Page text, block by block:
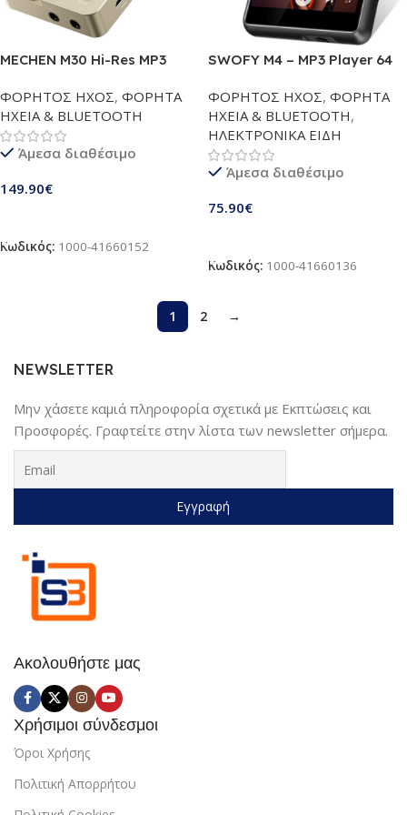
MECHEN M30 Hi-Res MP3
Αναπαραγωγέας Ήχου
DSD/FLAC/DAC/CUE |
Lossless Ήχος Υψηλής
Ανάλυσης, με Κάρτα Μνήμης
| Χρυσό
ΦΟΡΗΤΟΣ ΗΧΟΣ, ΦΟΡΗΤΑ
ΗΧΕΙΑ & BLUETOOTH
Άμεσα διαθέσιμο
149.90€
Κωδικός: 1000-41660152
SWOFY M4 – MP3 Player 64
πλήρους αφής TFT 2,4 ιντσών |
Φορητή συσκευή
αναπαραγωγής ψηφιακού ήχου
με ηχείο HD, ραδιόφωνο FM,
αναπαραγωγή βίντεο, εγγραφή
Reader | Μεγάλη διάρκεια
ΦΟΡΗΤΟΣ ΗΧΟΣ, ΦΟΡΗΤΑ
ΗΧΕΙΑ & BLUETOOTH,
ΗΛΕΚΤΡΟΝΙΚΑ ΕΙΔΗ
Άμεσα διαθέσιμο
75.90€
Κωδικός: 1000-41660136
1 2 →
Ακολουθήστε μας
Χρήσιμοι σύνδεσμοι
Όροι Χρήσης
Πολιτική Απορρήτου
NEWSLETTER
Μην χάσετε καμιά πληροφορία σχετικά με Εκπτώσεις και
Προσφορές. Γραφτείτε στην λίστα των newsletter σήμερα.